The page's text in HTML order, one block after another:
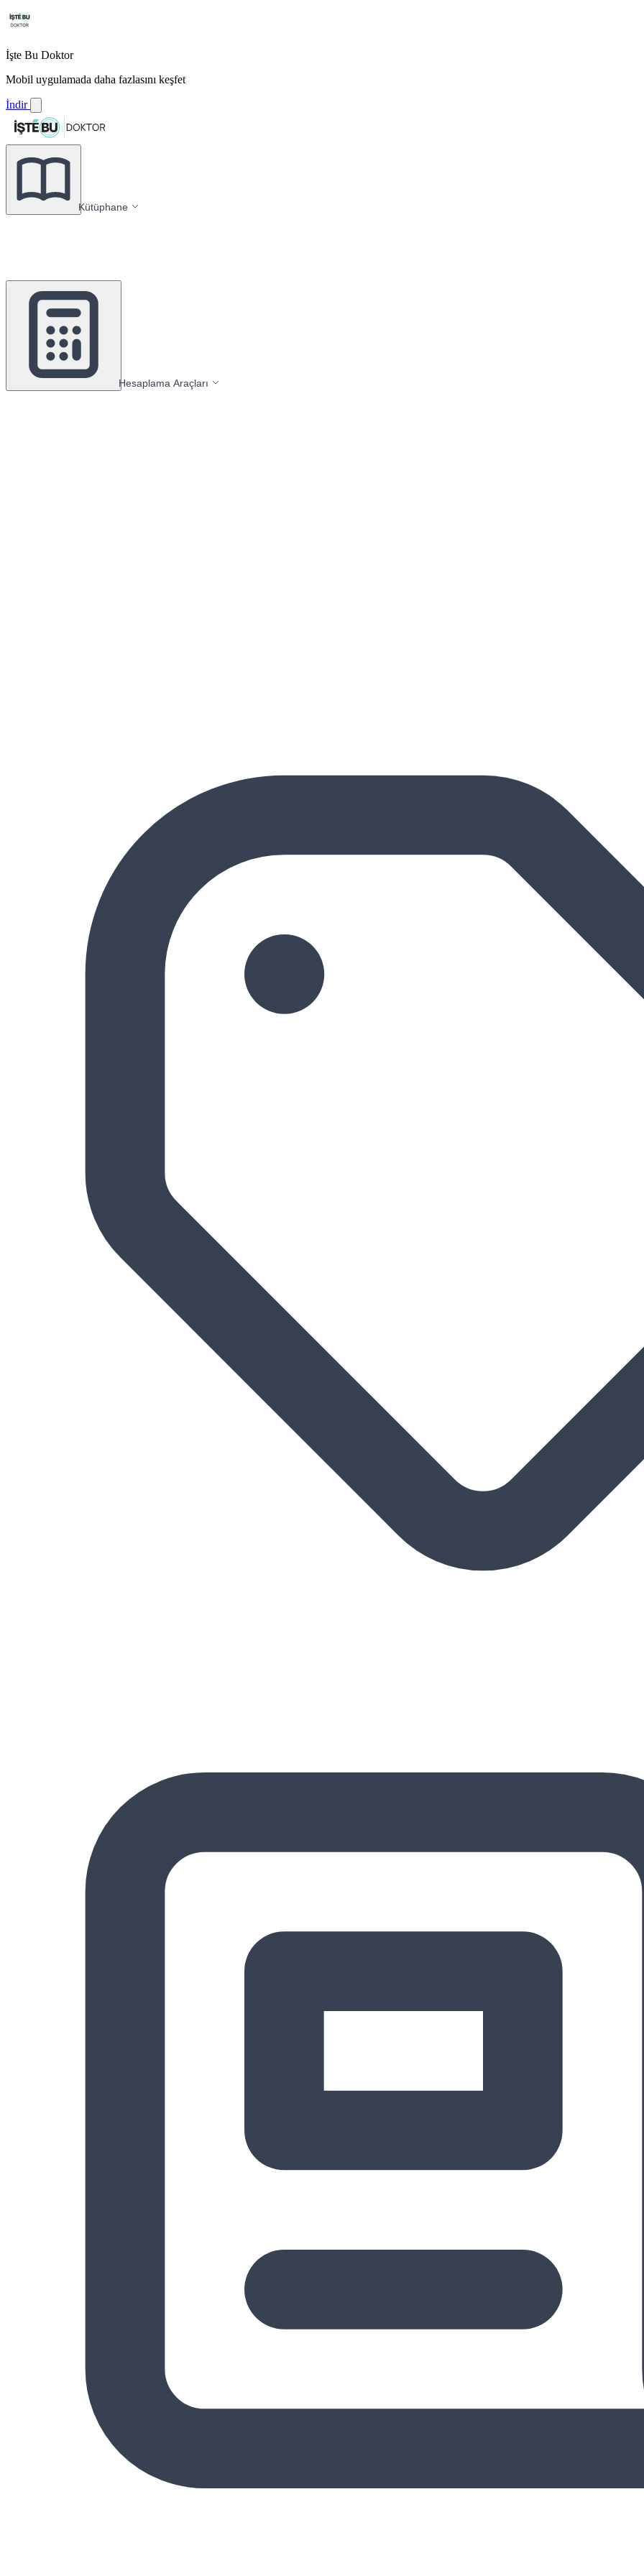
İşte Bu Doktor
Mobil uygulamada daha fazlasını keşfet
İndir
Kütüphane
Hesaplama Araçları